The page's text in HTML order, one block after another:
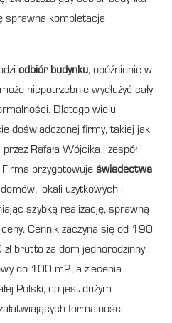
sprawna kompletacja
odbiór budynku, opóźnienie w
niepotrzebnie wydłużyć cały
Dlatego wielu
doświadczonej firmy, takiej jak
Rafała Wójcika i zespół
przygotowuje świadectwa
lokali użytkowych i
szybką realizację, sprawną
Cennik zaczyna się od 190
brutto za dom jednorodzinny i
do 100 m2, a zlecenia
Polski, co jest dużym
formalności